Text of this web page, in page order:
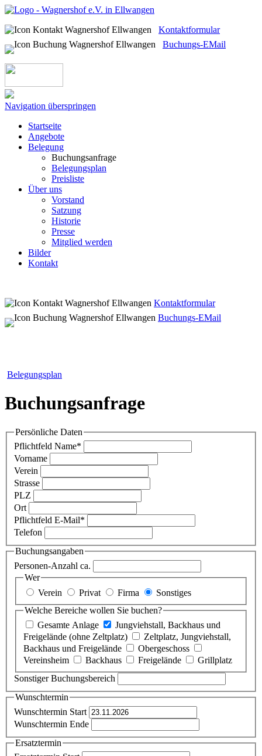
Kontaktformular
Buchungs-EMail
Navigation überspringen
Startseite
Angebote
Belegung
Buchungsanfrage
Belegungsplan
Preisliste
Über uns
Vorstand
Satzung
Historie
Presse
Mitglied werden
Bilder
Kontakt
Kontaktformular
Buchungs-EMail
Belegungsplan
Buchungsanfrage
Persönliche Daten
Pflichtfeld Name*
Vorname
Verein
Strasse
PLZ
Ort
Pflichtfeld E-Mail*
Telefon
Buchungsangaben
Personen-Anzahl ca.
Wer
Verein
Privat Firma
Sonstiges
Welche Bereiche wollen Sie buchen?
Gesamte Anlage
Jungviehstall, Backhaus und
Freigelände (ohne Zeltplatz)
Zeltplatz, Jungviehstall,
Backhaus und Freigelände
Obergeschoss
Vereinsheim
Backhaus Freigelände
Grillplatz
Sonstiger Buchungsbereich
Wunschtermin
Wunschtermin Start
Wunschtermin Ende
Ersatztermin